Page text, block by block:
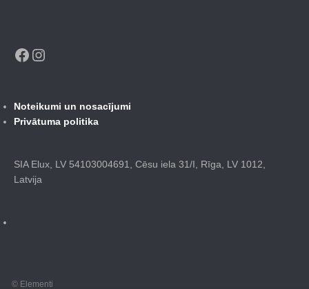
Facebook
Noteikumi un nosacījumi
Privātuma politika
SIA Elux, LV 54103004691, Cēsu iela 31/I, Rīga, LV 1012,
Latvija
© Elementi